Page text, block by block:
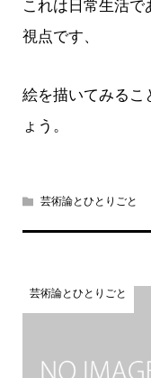
これは日常生活で
視点です、
絵を描いてみるこ
ょう。
芸術論とひとりごと
芸術論とひとりごと